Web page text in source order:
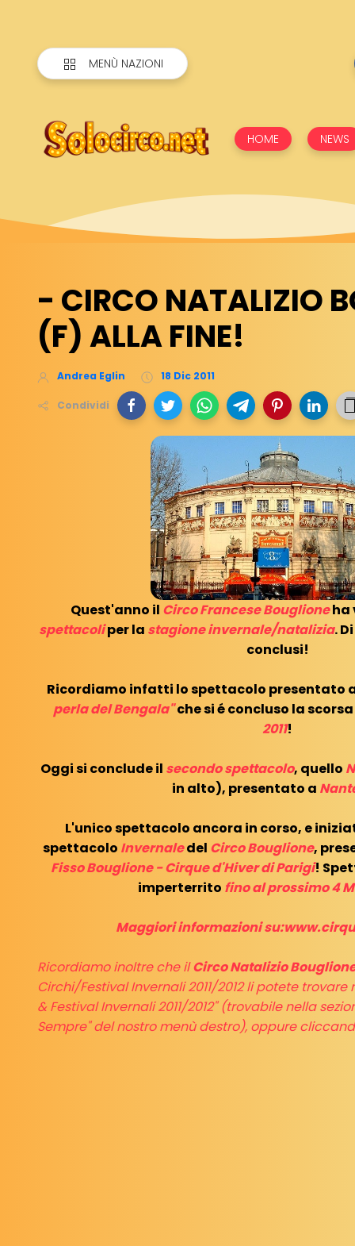
MENÙ NAZIONI
HOME NEWS
- CIRCO NATALIZIO
(F) ALLA FINE!
Andrea Eglin 18 Dic 2011
Condividi
Quest'anno il Circo Francese Bouglioneha
spettacoliper la stagione invernale/natalizia.
conclusi!
Ricordiamo infatti lo spettacolo presentato
perla del Bengala"che si é concluso la scorsa
2011!
Oggi si conclude il secondo spettacolo, quello
in alto), presentato a
L'unico spettacolo ancora in corso, e
spettacolo Invernaledel Circo Bouglione,
Fisso Bouglione - Cirque d'Hiver di Parigi!
imperterrito fino al prossimo 4
Maggiori informazioni su:
Ricordiamo inoltre che ilCirco Natalizio
Circhi/Festival Invernali 2011/2012 li potete
& Festival Invernali 2011/2012" (trovabile nella
Sempre" del nostro menù destro), oppure